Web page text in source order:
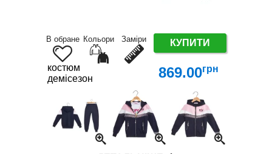
В обране Кольори Заміри КУПИТИ
костюм
демісезон
869.00грн